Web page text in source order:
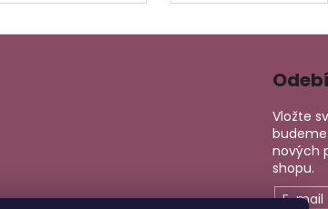
Vložte
nových
shopu.
E-mail